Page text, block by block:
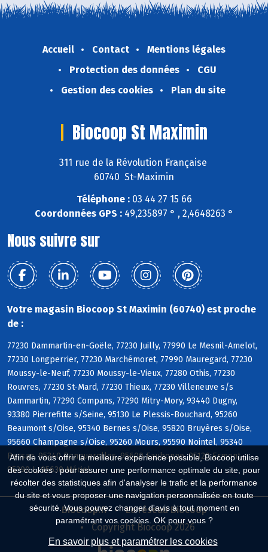
Afin de vous offrir la meilleure expérience possible, Biocoop utilise
des cookies : pour assurer une performance optimale du site, pour
récolter des statistiques afin d'analyser le trafic et la performance
du site et vous proposer une navigation personnalisée en toute
sécurité. Vous pouvez changer d'avis à tout moment en
paramétrant vos cookies. OK pour vous ?
En savoir plus et paramétrer les cookies
Accueil Contact
Mentions légales
Protection des données
CGU
Gestion des cookies
Plan du site
Biocoop St Maximin
311 rue de la Révolution Française
60740 St-Maximin
Téléphone :03 44 27 15 66
Coordonnées GPS : 49,235897 ° , 2,4648263 °
Nous suivre sur
Votre magasin Biocoop St Maximin (60740) est proche
de :
77230 Dammartin-en-Goële, 77230 Juilly, 77990 Le Mesnil-Amelot,
77230 Longperrier, 77230 Marchémoret, 77990 Mauregard, 77230
Moussy-le-Neuf, 77230 Moussy-le-Vieux, 77280 Othis, 77230
Rouvres, 77230 St-Mard, 77230 Thieux, 77230 Villeneuve s/s
Dammartin, 77290 Compans, 77290 Mitry-Mory, 93440 Dugny,
93380 Pierrefitte s/Seine, 95130 Le Plessis-Bouchard, 95260
Beaumont s/Oise, 95340 Bernes s/Oise, 95820 Bruyères s/Oise,
95660 Champagne s/Oise, 95260 Mours, 95590 Nointel, 95340
Persan, 95340 Ronquerolles, 95600 Eaubonne, 95120 Ermont,
95290 L, 95630 Mériel
Biocoop.fr
Le réseau Biocoop
Copyright Biocoop 2026